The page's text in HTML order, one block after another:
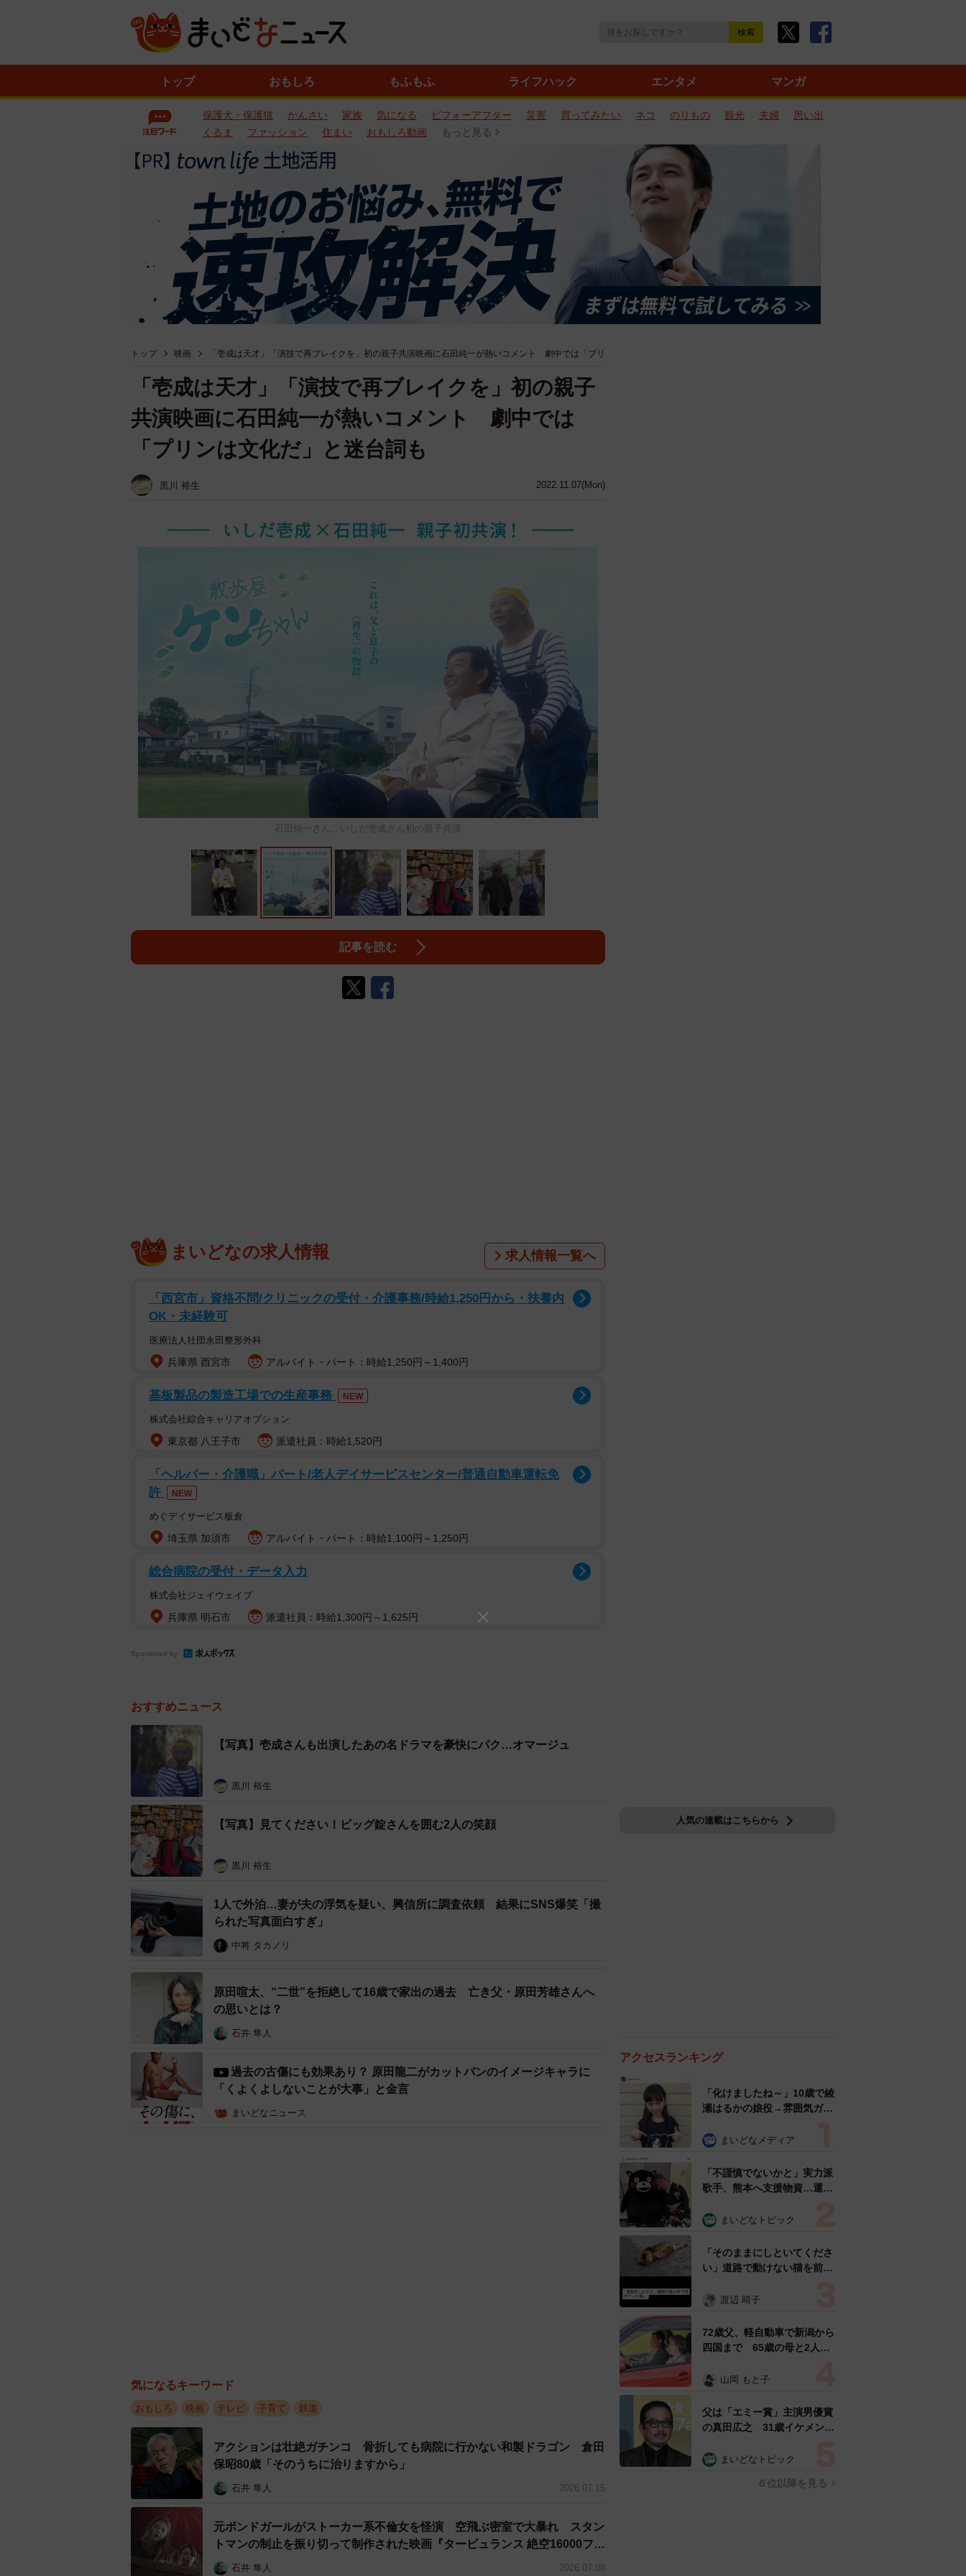
トップ おもしろ もふもふ ライフハック エンタメ マンガ
保護犬・保護猫 かんさい 家族 気になる ビフォーアフター 災害 買ってみたい ネコ のりもの 観光 夫婦
思い出
くるま
ファッション 住まい おもしろ動画 もっと見る
トップ 映画 「壱成は天才」「演技で再ブレイクを」初の親子共演映画に石田純一が熱いコメント 劇中では「プリ
2022.11.07(Mon)
「壱成は天才」「演技で再ブレイクを」初の親子
共演映画に石田純一が熱いコメント 劇中では
「プリンは文化だ」と迷台詞も
黒川 裕生
石田純一さん、いしだ壱成さん初の親子共演
記事を読む
まいどなの求人情報 求人情報一覧へ
「西宮市」資格不問/クリニックの受付・介護事務/時給1,250円から・扶養内
OK・未経験可
医療法人社団永田整形外科
兵庫県 西宮市 アルバイト・パート：時給1,250円～1,400円
基板製品の製造工場での生産事務 NEW
株式会社綜合キャリアオプション
東京都 八王子市 派遣社員：時給1,520円
「ヘルパー・介護職」パート/老人デイサービスセンター/普通自動車運転免
許
NEW
めぐデイサービス板倉
埼玉県 加須市 アルバイト・パート：時給1,100円～1,250円
総合病院の受付・データ入力
株式会社ジェイウェイブ
兵庫県 明石市 派遣社員：時給1,300円～1,625円
Sponsored by
おすすめニュース
【写真】壱成さんも出演したあの名ドラマを豪快にパク…オマージュ
黒川 裕生
【写真】見てください！ビッグ錠さんを囲む2人の笑顔
黒川 裕生
1人で外泊…妻が夫の浮気を疑い、興信所に調査依頼 結果にSNS爆笑「撮
られた写真面白すぎ」
中将 タカノリ
原田喧太、“二世”を拒絶して16歳で家出の過去 亡き父・原田芳雄さんへ
の思いとは？
石井 隼人
過去の古傷にも効果あり？ 原田龍二がカットバンのイメージキャラに
「くよくよしないことが大事」と金言
まいどなニュース
気になるキーワード
おもしろ 映画 テレビ 子育て 鉄道
アクションは壮絶ガチンコ 骨折しても病院に行かない和製ドラゴン 倉田
保昭80歳「そのうちに治りますから」
石井 隼人 2026.07.15
元ボンドガールがストーカー系不倫女を怪演 空飛ぶ密室で大暴れ スタン
トマンの制止を振り切って制作された映画『タービュランス 絶空16000フィ
ート』
石井 隼人 2026.07.08
人気の連載はこちらから
アクセスランキング
「化けましたね～」10歳で綾
瀬はるかの娘役→雰囲気ガラ
雰囲気が」「宝塚に入れそ
まいどなメディア
「不謹慎でないかと」実力派
歌手、熊本へ支援物資…運搬
めらい 「痛いほど伝わる」
まいどなトピック
「そのままにしといてくださ
い」道路で動けない猫を前に
ようとした4日間 「命の重
表の訴え
渡辺 晴子
72歳父、軽自動車で新潟から
四国まで 65歳の母と2人で
憩まで分刻み… 「大学生で
山岡 もと子
父は「エミー賞」主演男優賞
の真田広之 31歳イケメン俳
「ガチヒロさんそっくり」
まいどなトピック
６位以降を見る